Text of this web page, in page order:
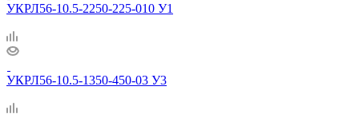
УКРЛ56-10.5-2250-225-010 У1
УКРЛ56-10.5-1350-450-03 У3